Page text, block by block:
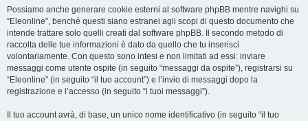
Possiamo anche generare cookie esterni al software phpBB mentre navighi su
“Eleonline”, benché questi siano estranei agli scopi di questo documento che
intende trattare solo quelli creati dal software phpBB. Il secondo metodo di
raccolta delle tue informazioni è dato da quello che tu inserisci
volontariamente. Con questo sono intesi e non limitati ad essi: inviare
messaggi come utente ospite (in seguito “messaggi da ospite”), registrarsi su
“Eleonline” (in seguito “il tuo account”) e l’invio di messaggi dopo la
registrazione e l’accesso (in seguito “i tuoi messaggi”).
Il tuo account avrà, di base, un unico nome identificativo (in seguito “il tuo